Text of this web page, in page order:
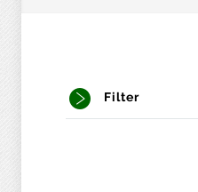
Filter